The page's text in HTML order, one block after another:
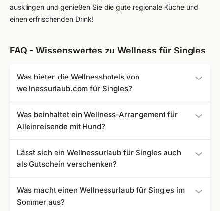
ausklingen und genießen Sie die gute regionale Küche und
einen erfrischenden Drink!
FAQ - Wissenswertes zu Wellness für Singles
Was bieten die Wellnesshotels von
wellnessurlaub.com für Singles?
offenlässt, sind in den Wellnesshotels garantiert! So
können Sie sich ganz auf die Auszeit für sich allein
konzentrieren.
Was beinhaltet ein Wellness-Arrangement für
Alleinreisende mit Hund?
nehmen Sie Ihren besten Freund einfach mit in den
Wellnessurlaub – hier werden Sie beide bestens versorgt.
Ihr Vierbeiner kann sich außerdem in den wunderschönen
Naturgegenden richtig austoben und ebenfalls neue
Kräfte tanken.
Lässt sich ein Wellnessurlaub für Singles auch
als Gutschein verschenken?
geeigneten Angebot und verschenken Sie eine herrliche
Auszeit!
Was macht einen Wellnessurlaub für Singles im
Sommer aus?